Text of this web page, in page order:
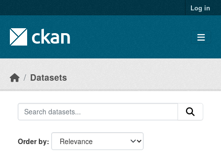
Log in
Datasets
Order by